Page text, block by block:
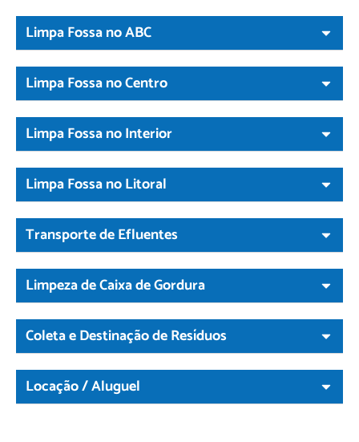
Limpa Fossa no ABC
Limpa Fossa no Centro
Limpa Fossa no Interior
Limpa Fossa no Litoral
Transporte de Efluentes
Limpeza de Caixa de Gordura
Coleta e Destinação de Resíduos
Locação / Aluguel